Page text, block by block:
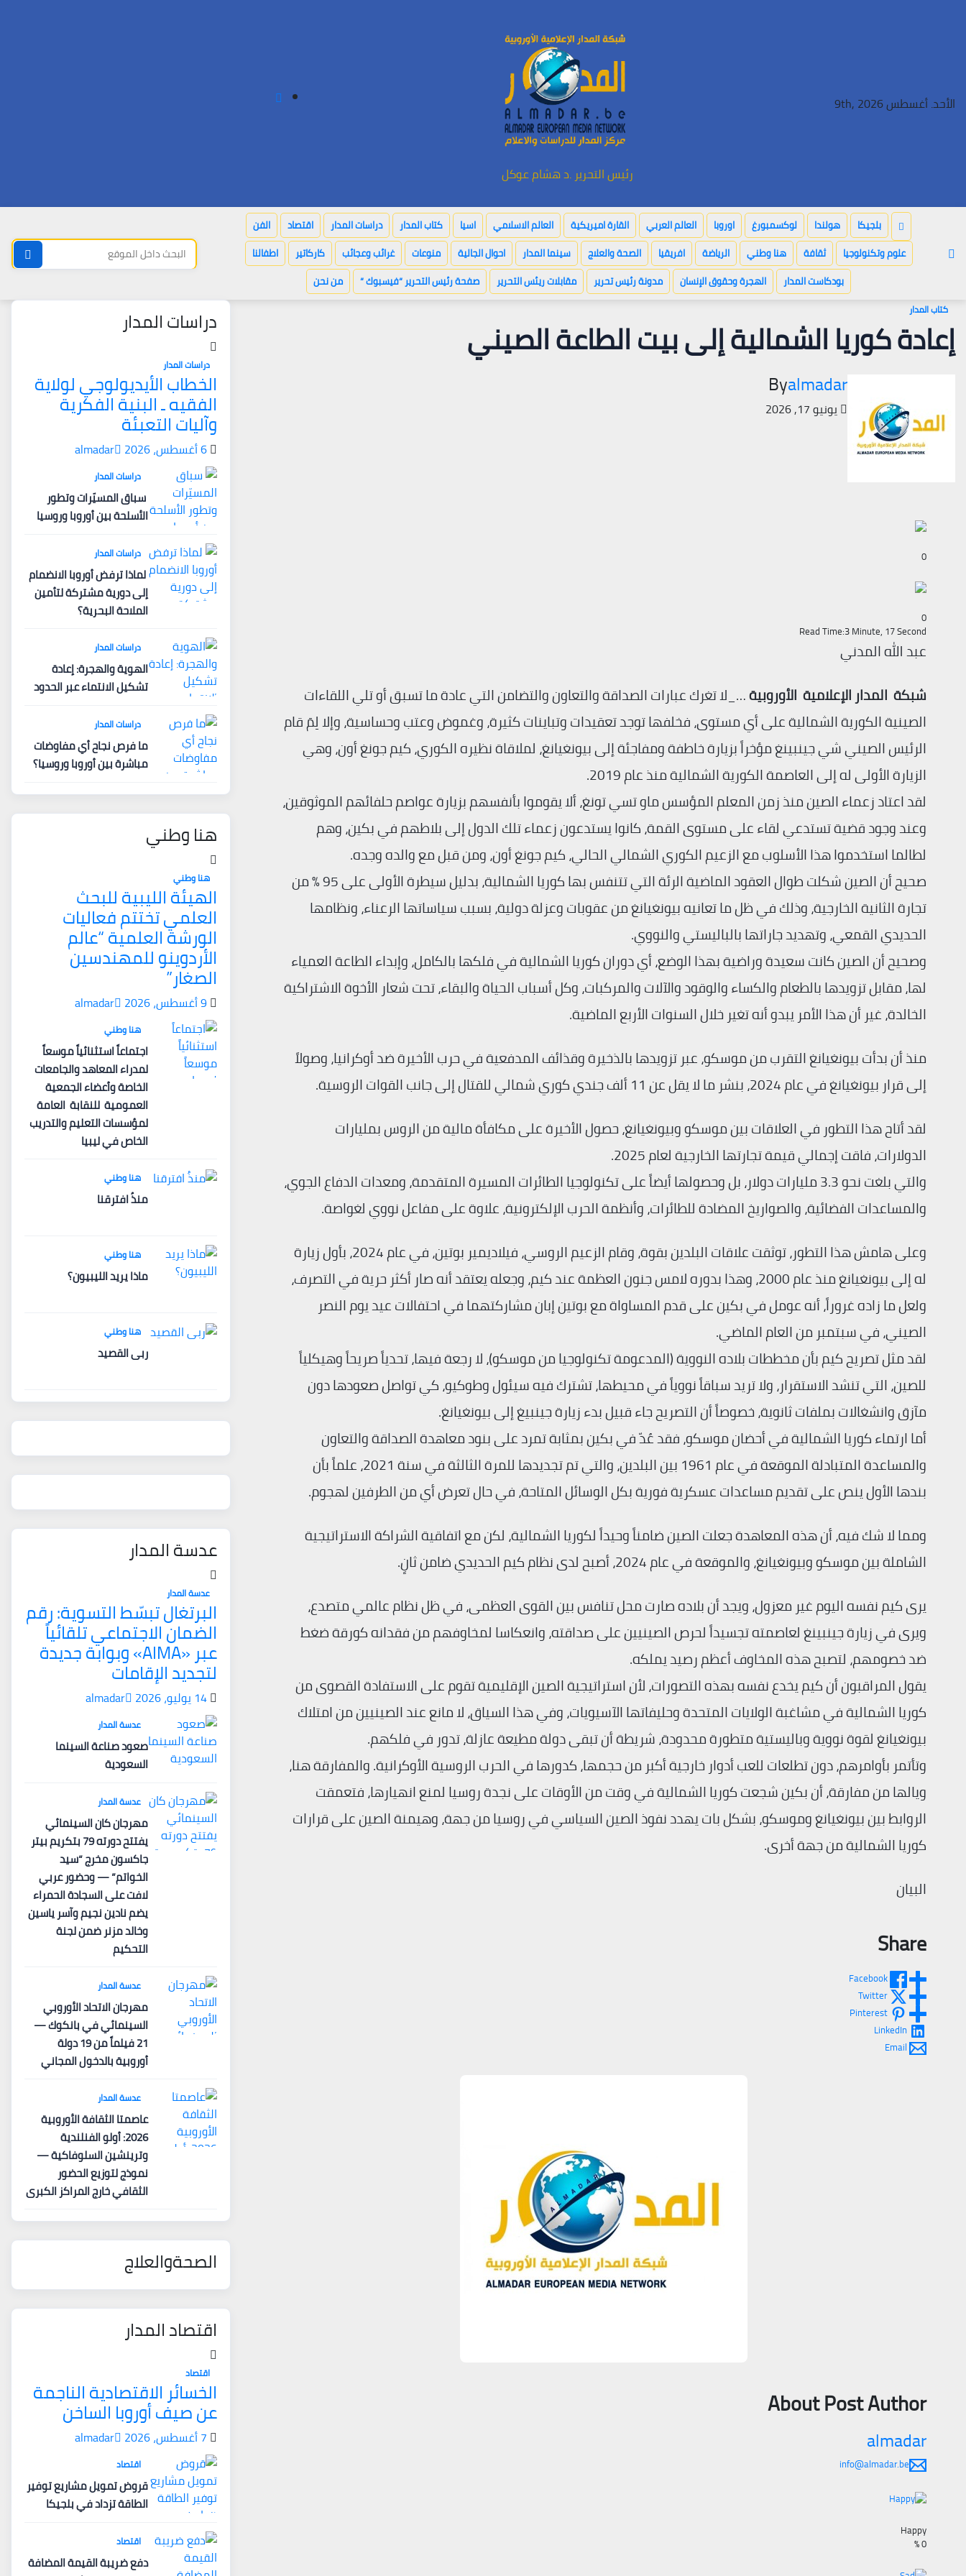
الأحد. أغسطس 9th, 2026
رئيس التحرير .د هشام عوكل
بلجيكا هولندا لوكسمبورغ اوروبا العالم العربي القارة اميريكية العالم الاسلامي اسيا كتاب المدار دراسات المدار اقتصاد
الفن
علوم وتكنولوجيا
ثقافة هنا وطني الرياضة افريقيا الصحة والعلاج سينما المدار احوال الجالية منوعات غرائب وعجائب كاركاتير
اطفالنا
بودكاست المدار
الهجرة وحقوق الإنسان مدونة رئيس تحرير مقابلات ريئس التحرير صفحة رئيس التحرير “فيسبوك “ من نحن
كتاب المدار
إعادة كوريا الشمالية إلى بيت الطاعة الصيني
Byalmadar
يونيو 17, 2026
0
0
Read Time:3 Minute, 17 Second
عبد الله المدني
شبكة المدار الإعلامية الأوروبية…_لا تغرك عبارات الصداقة والتعاون والتضامن التي عادة ما تسبق أو تلي اللقاءات
الصينية الكورية الشمالية على أي مستوى، فخلفها توجد تعقيدات وتباينات كثيرة، وغموض وعتب وحساسية، وإلا لِمَ قام
الرئيس الصيني شي جينبينغ مؤخراً بزيارة خاطفة ومفاجئة إلى بيونغيانغ، لملاقاة نظيره الكوري، كيم جونغ أون، وهي
الزيارة الأولى له إلى العاصمة الكورية الشمالية منذ عام 2019.
لقد اعتاد زعماء الصين منذ زمن المعلم المؤسس ماو تسي تونغ، ألا يقوموا بأنفسهم بزيارة عواصم حلفائهم الموثوقين،
وعند وجود قضية تستدعي لقاء على مستوى القمة، كانوا يستدعون زعماء تلك الدول إلى بلاطهم في بكين، وهم
لطالما استخدموا هذا الأسلوب مع الزعيم الكوري الشمالي الحالي، كيم جونغ أون، ومن قبل مع والده وجده.
صحيح أن الصين شكلت طوال العقود الماضية الرئة التي تتنفس بها كوريا الشمالية، بدليل سيطرة الأولى على 95 % من
تجارة الثانية الخارجية، وذلك في ظل ما تعانيه بيونغيانغ من عقوبات وعزلة دولية، بسبب سياساتها الرعناء، ونظامها
الحديدي القمعي، وتهديد جاراتها بالباليستي والنووي.
وصحيح أن الصين كانت سعيدة وراضية بهذا الوضع، أي دوران كوريا الشمالية في فلكها بالكامل، وإبداء الطاعة العمياء
لها، مقابل تزويدها بالطعام والكساء والوقود والآلات والمركبات، وكل أسباب الحياة والبقاء، تحت شعار الأخوة الاشتراكية
الخالدة، غير أن هذا الأمر يبدو أنه تغير خلال السنوات الأربع الماضية.
منذ أن بدأت بيونغيانغ التقرب من موسكو، عبر تزويدها بالذخيرة وقذائف المدفعية في حرب الأخيرة ضد أوكرانيا، وصولاً
إلى قرار بيونغيانغ في عام 2024، بنشر ما لا يقل عن 11 ألف جندي كوري شمالي للقتال إلى جانب القوات الروسية.
لقد أتاح هذا التطور في العلاقات بين موسكو وبيونغيانغ، حصول الأخيرة على مكافأة مالية من الروس بمليارات
الدولارات، فاقت إجمالي قيمة تجارتها الخارجية لعام 2025.
والتي بلغت نحو 3.3 مليارات دولار، بل وحصولها أيضاً على تكنولوجيا الطائرات المسيرة المتقدمة، ومعدات الدفاع الجوي،
والمساعدات الفضائية، والصواريخ المضادة للطائرات، وأنظمة الحرب الإلكترونية، علاوة على مفاعل نووي لغواصة.
وعلى هامش هذا التطور، توثقت علاقات البلدين بقوة، وقام الزعيم الروسي، فيلاديمير بوتين، في عام 2024، بأول زيارة
له إلى بيونغيانغ منذ عام 2000، وهذا بدوره لامس جنون العظمة عند كيم، وجعله يعتقد أنه صار أكثر حرية في التصرف،
ولعل ما زاده غروراً، أنه عومل في بكين على قدم المساواة مع بوتين إبان مشاركتهما في احتفالات عيد يوم النصر
الصيني، في سبتمبر من العام الماضي.
لقد مثل تصريح كيم بأن مخططات بلاده النووية (المدعومة تكنولوجيا من موسكو)، لا رجعة فيها، تحدياً صريحاً وهيكلياً
للصين، التي تنشد الاستقرار، ولا تريد سباقاً نووياً في محيطها، تشترك فيه سيئول وطوكيو، كي تواصل صعودها دون
مآزق وانشغالات بملفات ثانوية، خصوصاً أن التصريح جاء قبيل بدء زيارة جينبيغ إلى بيونغيانغ.
أما ارتماء كوريا الشمالية في أحضان موسكو، فقد عُدّ في بكين بمثابة تمرد على بنود معاهدة الصداقة والتعاون
والمساعدة المتبادلة الموقعة في عام 1961 بين البلدين، والتي تم تجديدها للمرة الثالثة في سنة 2021، علماً بأن
بندها الأول ينص على تقديم مساعدات عسكرية فورية بكل الوسائل المتاحة، في حال تعرض أي من الطرفين لهجوم.
ومما لا شك فيه، أن هذه المعاهدة جعلت الصين ضامناً وحيداً لكوريا الشمالية، لكن مع اتفاقية الشراكة الاستراتيجية
الشاملة بين موسكو وبيونغيانغ، والموقعة في عام 2024، أصبح لدى نظام كيم الحديدي ضامن ثانٍ.
يرى كيم نفسه اليوم غير معزول، ويجد أن بلاده صارت محل تنافس بين القوى العظمى، في ظل نظام عالمي متصدع،
ويرى في زيارة جينبينغ لعاصمته تجسيداً لحرص الصينيين على صداقته، وانعكاسا لمخاوفهم من فقدانه كورقة ضغط
ضد خصومهم، لتصبح هذه المخاوف أعظم رصيد يملكه.
يقول المراقبون أن كيم يخدع نفسه بهذه التصورات، لأن استراتيجية الصين الإقليمية تقوم على الاستفادة القصوى من
كوريا الشمالية في مشاغبة الولايات المتحدة وحليفاتها الآسيويات، وفي هذا السياق، لا مانع عند الصينيين من امتلاك
بيونغيانغ لقوة نووية وباليستية متطورة محدودة، شريطة أن تبقى دولة مطيعة عازلة، تدور في فلكهم.
وتأتمر بأوامرهم، دون تطلعات للعب أدوار خارجية أكبر من حجمها، كدورها في الحرب الروسية الأوكرانية. والمفارقة هنا،
ويالها من مفارقة، أن بكين شجعت كوريا الشمالية في وقت من الأوقات على نجدة روسيا لمنع انهيارها، فتعمقت
الروابط بين بيونغيانغ وموسكو، بشكل بات يهدد نفوذ الصين السياسي في روسيا من جهة، وهيمنة الصين على قرارات
كوريا الشمالية من جهة أخرى.
البيان
Share
Facebook
Twitter
Pinterest
LinkedIn
Email
About Post Author
almadar
info@almadar.be
Happy
0
%
دراسات المدار
دراسات المدار
الخطاب الأيديولوجي لولاية
الفقيه ـ البنية الفكرية
وآليات التعبئة
6 أغسطس، 2026 almadar
دراسات المدار
سباق المسيّرات وتطور
الأسلحة بين أوروبا وروسيا
دراسات المدار
لماذا ترفض أوروبا الانضمام
إلى دورية مشتركة لتأمين
الملاحة البحرية؟
دراسات المدار
الهوية والهجرة: إعادة
تشكيل الانتماء عبر الحدود
دراسات المدار
ما فرص نجاح أي مفاوضات
مباشرة بين أوروبا وروسيا؟
هنا وطني
هنا وطني
الهيئة الليبية للبحث
العلمي تختتم فعاليات
الورشة العلمية “عالم
الأردوينو للمهندسين
الصغار”
9 أغسطس، 2026 almadar
هنا وطني
اجتماعاً استثنائياً موسعاً
لمدراء المعاهد والجامعات
الخاصة وأعضاء الجمعية
العمومية للنقابة العامة
لمؤسسات التعليم والتدريب
الخاص في ليبيا
هنا وطني
منذُ افترقنا
هنا وطني
ماذا يريد الليبيون؟
هنا وطني
ربى القصيد
عدسة المدار
عدسة المدار
البرتغال تبسّط التسوية: رقم
الضمان الاجتماعي تلقائياً
عبر «AIMA» وبوابة جديدة
لتجديد الإقامات
14 يوليو، 2026 almadar
عدسة المدار
صعود صناعة السينما
السعودية
عدسة المدار
مهرجان كان السينمائي
يفتتح دورته 79 بتكريم بيتر
جاكسون مخرج “سيد
الخواتم” — وحضور عربي
لافت على السجادة الحمراء
يضم نادين نجيم وآسر ياسين
وخالد مزنر ضمن لجنة
التحكيم
عدسة المدار
مهرجان الاتحاد الأوروبي
السينمائي في بانكوك —
21 فيلماً من 19 دولة
أوروبية بالدخول المجاني
عدسة المدار
عاصمتا الثقافة الأوروبية
2026: أولو الفنلندية
وترينشين السلوفاكية —
نموذج لتوزيع الحضور
الثقافي خارج المراكز الكبرى
الصحةوالعلاج
اقتصاد المدار
اقتصاد
الخسائر الاقتصادية الناجمة
عن صيف أوروبا الساخن
7 أغسطس، 2026 almadar
اقتصاد
قروض تمويل مشاريع توفير
الطاقة تزداد في بلجيكا
اقتصاد
دفع ضريبة القيمة المضافة